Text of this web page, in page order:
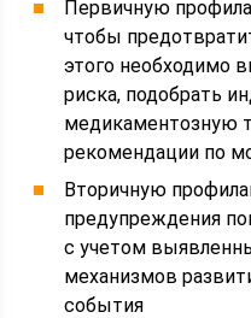
Первичную
чтобы
этого необходимо
риска, подобрать
медикаментозную
рекомендации по
Вторичную
предупреждения
с учетом
механизмов
события